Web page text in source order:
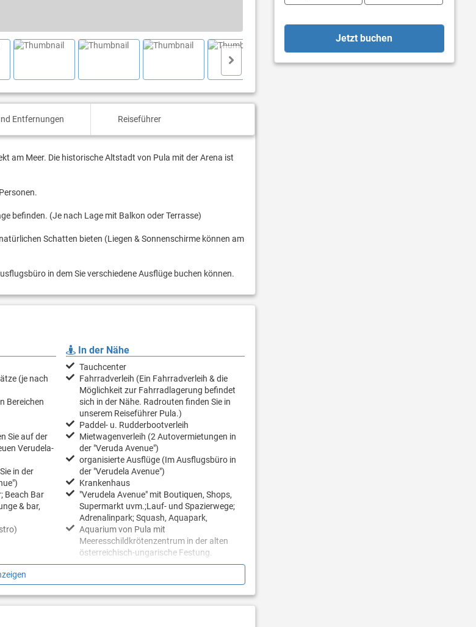
Entfernungen Reiseführer
am Meer. Die historische Altstadt von Pula mit der Arena ist
befinden. (Je nach Lage mit Balkon oder Terrasse)
Schatten bieten (Liegen & Sonnenschirme können am
in dem Sie verschiedene Ausflüge buchen können.
(je nach
Bereichen
Sie auf der
Verudela-
in der
Beach Bar
& bar,
In der Nähe
Tauchcenter
Fahrradverleih (Ein Fahrradverleih & die
Möglichkeit zur Fahrradlagerung befindet
sich in der Nähe. Radrouten finden Sie in
unserem Reiseführer Pula.)
Paddel- u. Rudderbootverleih
Mietwagenverleih (2 Autovermietungen in
der "Veruda Avenue")
organisierte Ausflüge (Im Ausflugsbüro in
der "Verudela Avenue")
Krankenhaus
"Verudela Avenue" mit Boutiquen, Shops,
Supermarkt uvm.;Lauf- und Spazierwege;
Adrenalinpark; Squash, Aquapark,
Aquarium von Pula mit
Meeresschildkrötenzentrum in der alten
österreichisch-ungarische Festung.
Gut zu Wissen
Check in ab 16 Uhr
Jetzt buchen